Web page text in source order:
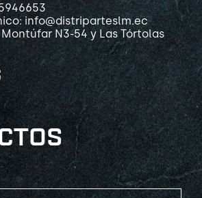
info@distriparteslm.ec
N3-54 y Las Tórtolas